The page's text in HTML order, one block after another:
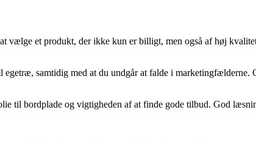
vælge et produkt, der ikke kun er billigt, men også af høj
samtidig med at du undgår at falde i
til bordplade og vigtigheden af at finde gode tilbud. God